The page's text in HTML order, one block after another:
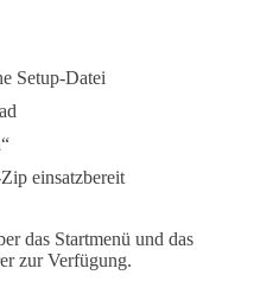
Setup-Datei
einsatzbereit
das Startmenü und das
zur Verfügung.